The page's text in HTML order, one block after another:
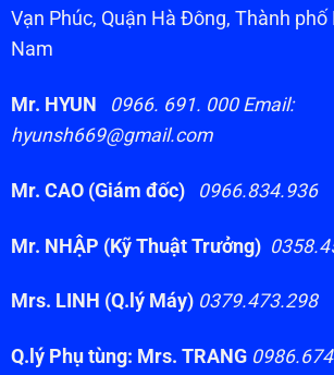
Vạn Phúc, Quận Hà Đông, Thành phố
Nam
Mr. HYUN
0966. 691. 000 Email:
hyunsh669@gmail.com
Mr. CAO (Giám đốc) 0966.834.936
Mr. NHẬP (Kỹ Thuật Trưởng)
Mrs. LINH (Q.lý Máy) 0379.473.298
Q.lý Phụ tùng: Mrs. TRANG